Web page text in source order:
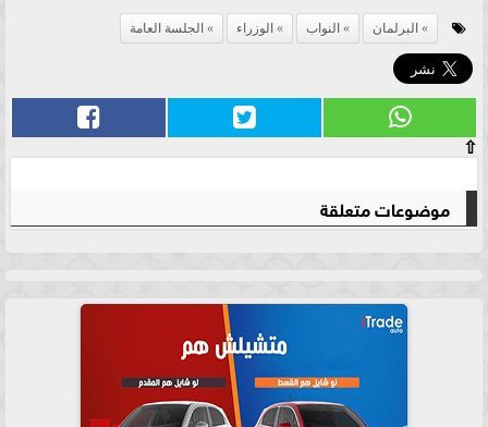
البرلمان النواب الوزراء الجلسة العامة
⇧
موضوعات متعلقة